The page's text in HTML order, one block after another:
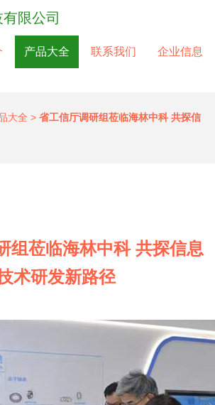
限公司
产品大全 联系我们 企业信息
大全 > 省工信厅调研组莅临海林中科 共探信
组莅临海林中科 共探信息
术研发新路径